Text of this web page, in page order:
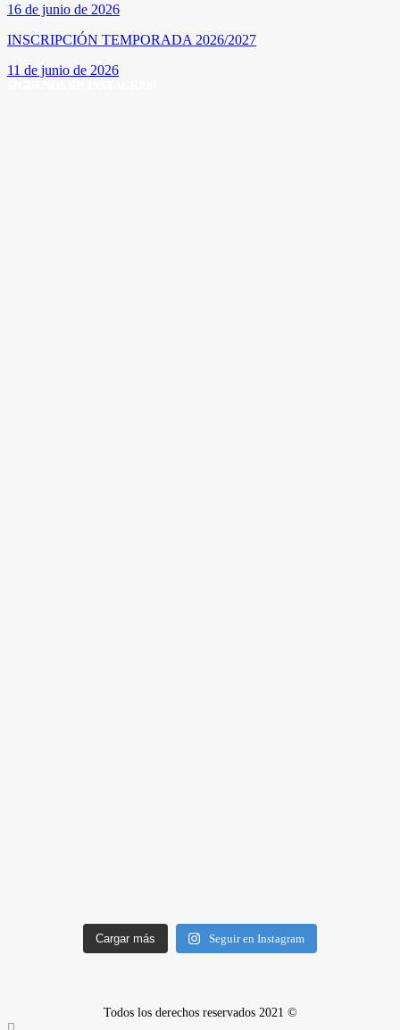
16 de junio de 2026
INSCRIPCIÓN TEMPORADA 2026/2027
11 de junio de 2026
Cargar más Seguir en Instagram
Todos los derechos reservados 2021 ©